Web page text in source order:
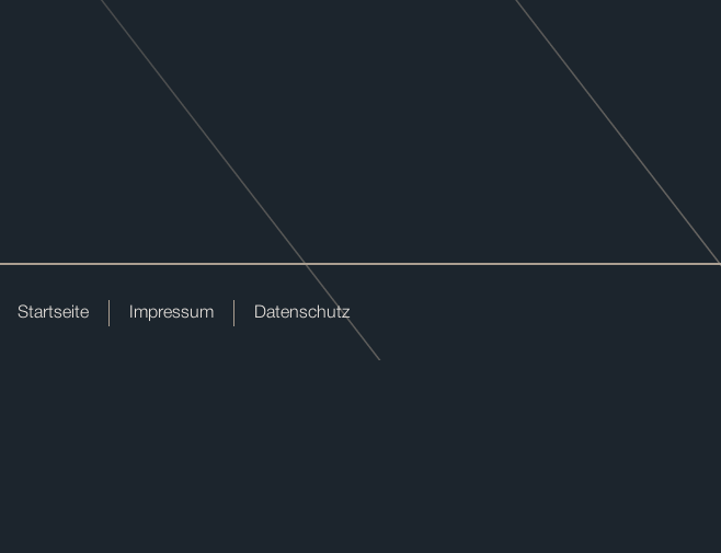
Startseite Impressum Datenschutz